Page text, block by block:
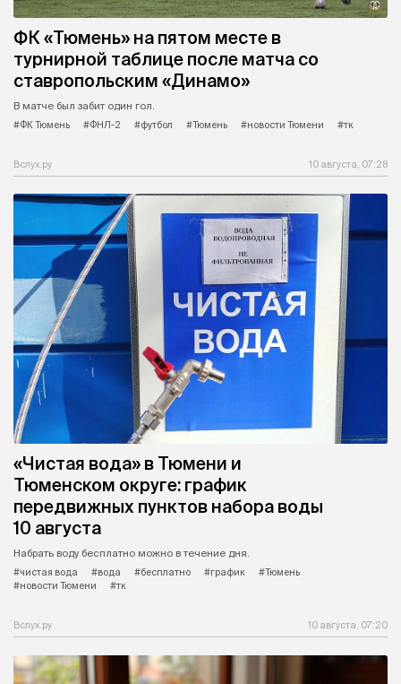
ФК «Тюмень» на пятом месте в
турнирной таблице после матча со
ставропольским «Динамо»
В матче был забит один гол.
#ФК Тюмень
#ФНЛ-2 #футбол #Тюмень #новости Тюмени #тк
Вслух.ру 10 августа, 07:28
«Чистая вода» в Тюмени и
Тюменском округе: график
передвижных пунктов набора воды
10 августа
Набрать воду бесплатно можно в течение дня.
#чистая вода
#вода #бесплатно #график
#Тюмень
#новости Тюмени
#тк
Вслух.ру 10 августа, 07:20